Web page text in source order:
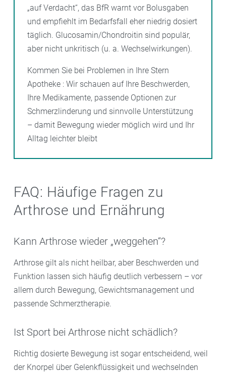
„auf Verdacht“, das BfR warnt vor Bolusgaben
und empfiehlt im Bedarfsfall eher niedrig dosiert
täglich. Glucosamin/Chondroitin sind populär,
aber nicht unkritisch (u. a. Wechselwirkungen).
Kommen Sie bei Problemen in Ihre Stern
Apotheke : Wir schauen auf Ihre Beschwerden,
Ihre Medikamente, passende Optionen zur
Schmerzlinderung und sinnvolle Unterstützung
– damit Bewegung wieder möglich wird und Ihr
Alltag leichter bleibt
FAQ: Häufige Fragen zu
Arthrose und Ernährung
Kann Arthrose wieder „weggehen“?
Arthrose gilt als nicht heilbar, aber Beschwerden und
Funktion lassen sich häufig deutlich verbessern – vor
allem durch Bewegung, Gewichtsmanagement und
passende Schmerztherapie.
Ist Sport bei Arthrose nicht schädlich?
Richtig dosierte Bewegung ist sogar entscheidend, weil
der Knorpel über Gelenkflüssigkeit und wechselnden